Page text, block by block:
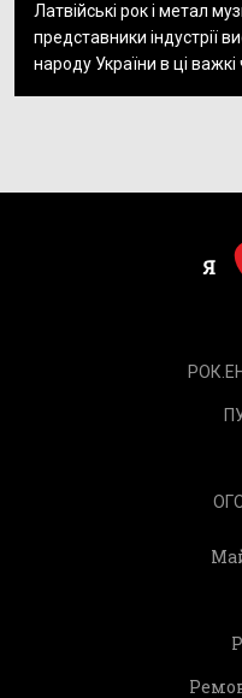
Латвійські рок і метал
представники індустрії
народу України в ці важкі